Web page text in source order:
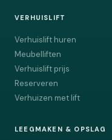
VERHUISLIFT
Verhuislift huren
Meubelliften
Verhuislift prijs
Reserveren
Verhuizen met lift
LEEGMAKEN & OPSLAG